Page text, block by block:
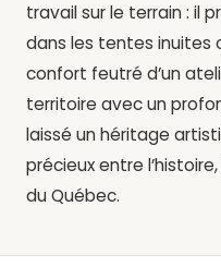
travail sur le terrain : il
dans les tentes inuites
confort feutré d’un
territoire avec un
laissé un héritage
précieux entre
du Québec.